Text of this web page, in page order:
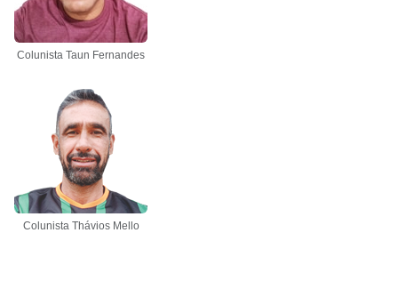
Colunista Taun Fernandes
Colunista Thávios Mello